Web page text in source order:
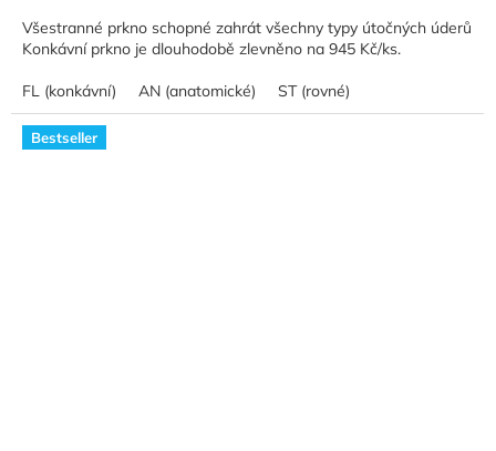
Všestranné prkno schopné zahrát všechny typy útočných úderů
Konkávní prkno je dlouhodobě zlevněno na 945 Kč/ks.
FL (konkávní) AN (anatomické) ST (rovné)
Bestseller